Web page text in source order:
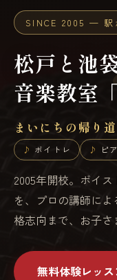
SINCE 2005 — 駅
松戸と池
音楽教室
まいにちの帰り
ボイトレ ピ
2005年開校。ボイ
を、プロの講師に
格志向まで、お子さ
無料体験レッ